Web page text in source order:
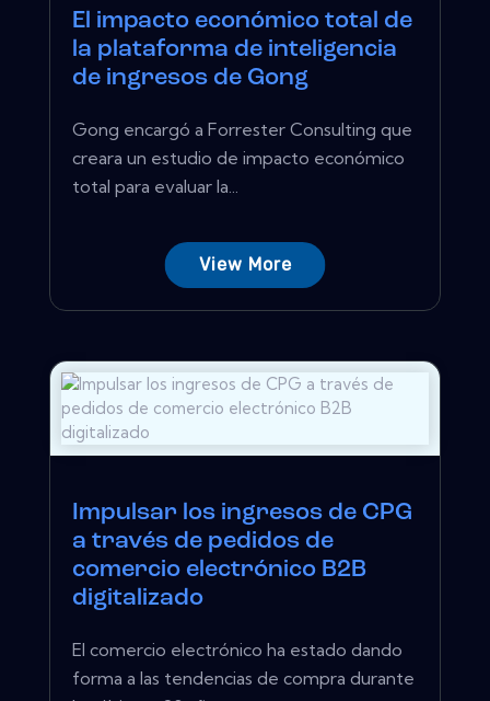
El impacto económico total de
la plataforma de inteligencia
de ingresos de Gong
Gong encargó a Forrester Consulting que
creara un estudio de impacto económico
total para evaluar la...
View More
Impulsar los ingresos de CPG
a través de pedidos de
comercio electrónico B2B
digitalizado
El comercio electrónico ha estado dando
forma a las tendencias de compra durante